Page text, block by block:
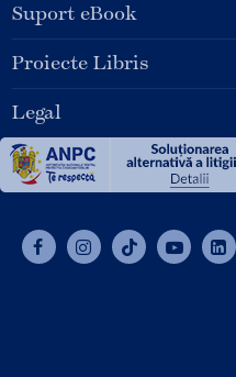
Suport eBook
Proiecte Libris
Legal